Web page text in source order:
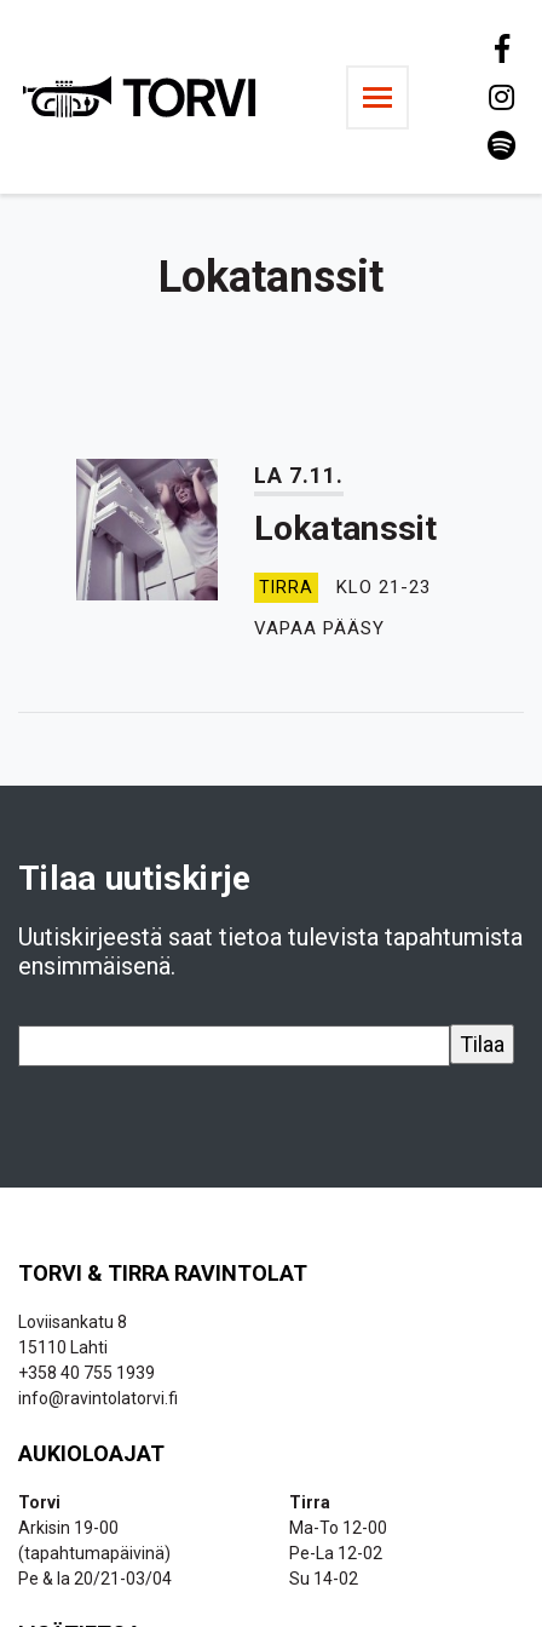
Ravintola Torvi
Lokatanssit
LA 7.11.
Lokatanssit
TIRRA
KLO 21-23
VAPAA PÄÄSY
Tilaa uutiskirje
Uutiskirjeestä saat tietoa tulevista tapahtumista
ensimmäisenä.
TORVI & TIRRA RAVINTOLAT
Loviisankatu 8
15110 Lahti
+358 40 755 1939
info@ravintolatorvi.fi
AUKIOLOAJAT
Torvi
Arkisin 19-00
(tapahtumapäivinä)
Pe & la 20/21-03/04
Tirra
Ma-To 12-00
Pe-La 12-02
Su 14-02